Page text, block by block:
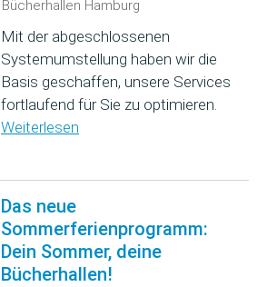
Bücherhallen Hamburg
Mit der abgeschlossenen
Systemumstellung haben wir die
Basis geschaffen, unsere Services
fortlaufend für Sie zu optimieren.
Weiterlesen
Das neue
Sommerferienprogramm:
Dein Sommer, deine
Bücherhallen!